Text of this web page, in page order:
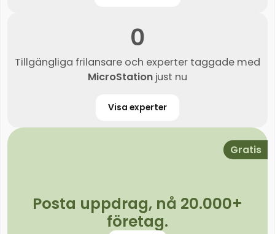
0
Tillgängliga frilansare och experter taggade med
MicroStation just nu
Visa experter
Gratis
Posta uppdrag, nå 20.000+
företag.